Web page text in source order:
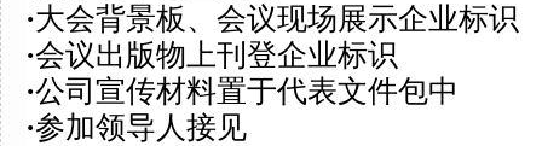
·大会背景板、会议现场展示企业标识
·会议出版物上刊登企业标识
·公司宣传材料置于代表文件包中
·参加领导人接见